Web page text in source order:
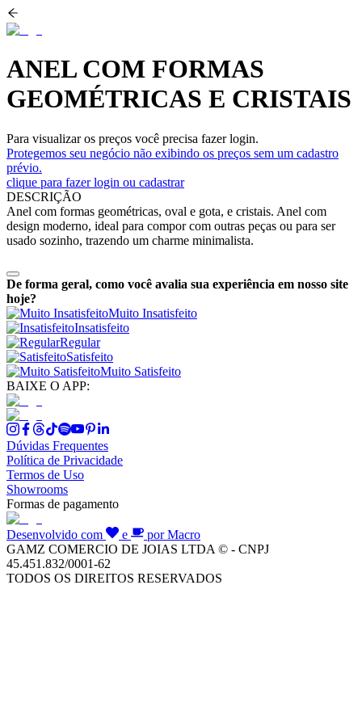
ANEL COM FORMAS
GEOMÉTRICAS E CRISTAIS
Para visualizar os preços você precisa fazer login.
Protegemos seu negócio não exibindo os preços sem um cadastro
prévio.
clique para fazer login ou cadastrar
DESCRIÇÃO
Anel com formas geométricas, oval e gota, e cristais. Anel com
design moderno, ideal para compor com outras peças ou para ser
usado sozinho, trazendo um charme minimalista.
De forma geral, como você avalia sua experiência em nosso site
hoje?
Muito Insatisfeito
Insatisfeito
Regular
Satisfeito
Muito Satisfeito
BAIXE O APP:
Dúvidas Frequentes
Política de Privacidade
Termos de Uso
Showrooms
Formas de pagamento
Desenvolvido com e
por Macro
GAMZ COMERCIO DE JOIAS LTDA © - CNPJ
45.451.832/0001-62
TODOS OS DIREITOS RESERVADOS